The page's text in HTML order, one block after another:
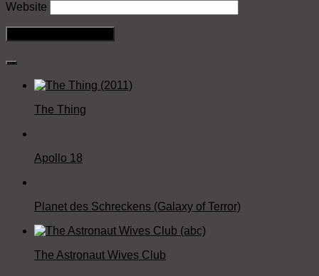
Website
The Thing
Apollo 18
Planet des Schreckens (Galaxy of Terror)
The Astronaut Wives Club